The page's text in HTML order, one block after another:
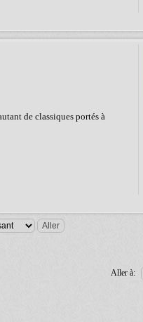
de classiques portés à
Aller à: